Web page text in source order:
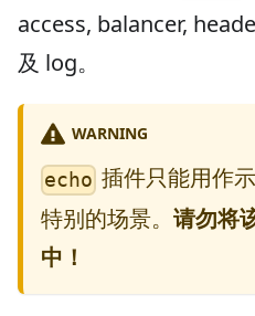
access, balancer,
及 log。
WARNING
echo 插件只能用作
特别的场景。 请勿将
中！